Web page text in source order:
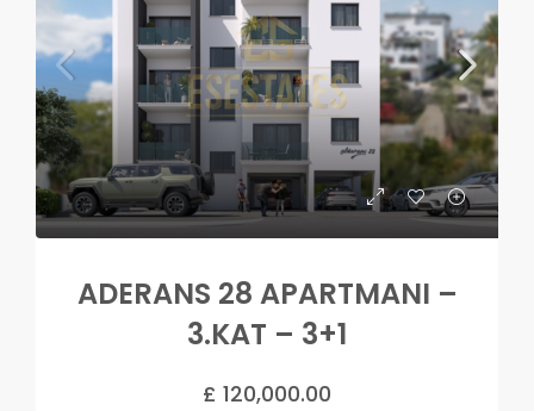
ADERANS 28 APARTMANI –
3.KAT – 3+1
£ 120,000.00